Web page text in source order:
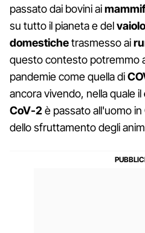
passato dai bovini ai
su tutto il pianeta e del
domestichetrasmesso ai
questo contesto potremmo
pandemie come quella di
ancora vivendo, nella quale il
CoV-2è passato all'uomo
dello sfruttamento degli